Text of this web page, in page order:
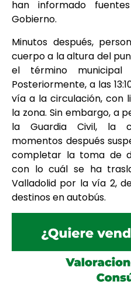
han informado
Gobierno.
Minutos después,
cuerpo a la altura del
el término municipal
Posteriormente, a las
vía a la circulación, con
la zona. Sin embargo, a
la Guardia Civil, la
momentos después
completar la toma de
con lo cuál se ha
Valladolid por la vía 2,
destinos en autobús.